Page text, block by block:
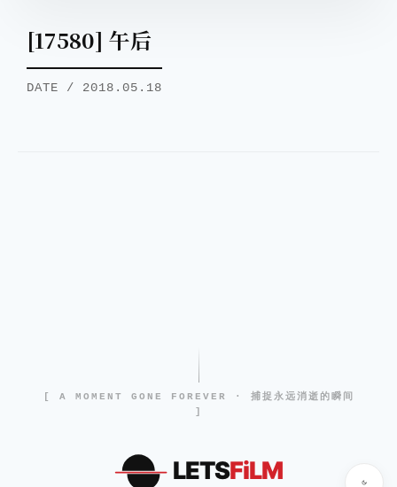
[17580] 午后
DATE / 2018.05.18
[ A MOMENT GONE FOREVER · 捕捉永远消逝的瞬间
]
LETSFiLM